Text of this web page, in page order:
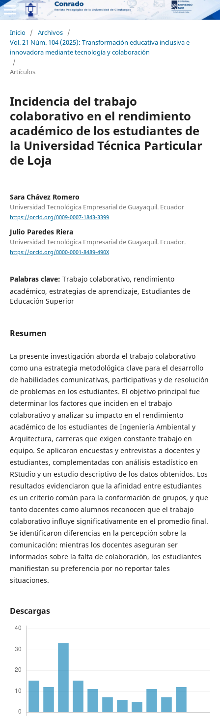
Inicio / Archivos /
Vol. 21 Núm. 104 (2025): Transformación educativa inclusiva e
innovadora mediante tecnología y colaboración
/
Artículos
Incidencia del trabajo
colaborativo en el rendimiento
académico de los estudiantes de
la Universidad Técnica Particular
de Loja
Sara Chávez Romero
Universidad Tecnológica Empresarial de Guayaquil. Ecuador
https://orcid.org/0009-0007-1843-3399
Julio Paredes Riera
Universidad Tecnológica Empresarial de Guayaquil. Ecuador.
https://orcid.org/0000-0001-8489-490X
Palabras clave: Trabajo colaborativo, rendimiento
académico, estrategias de aprendizaje, Estudiantes de
Educación Superior
Resumen
La presente investigación aborda el trabajo colaborativo
como una estrategia metodológica clave para el desarrollo
de habilidades comunicativas, participativas y de resolución
de problemas en los estudiantes. El objetivo principal fue
determinar los factores que inciden en el trabajo
colaborativo y analizar su impacto en el rendimiento
académico de los estudiantes de Ingeniería Ambiental y
Arquitectura, carreras que exigen constante trabajo en
equipo. Se aplicaron encuestas y entrevistas a docentes y
estudiantes, complementadas con análisis estadístico en
RStudio y un estudio descriptivo de los datos obtenidos. Los
resultados evidenciaron que la afinidad entre estudiantes
es un criterio común para la conformación de grupos, y que
tanto docentes como alumnos reconocen que el trabajo
colaborativo influye significativamente en el promedio final.
Se identificaron diferencias en la percepción sobre la
comunicación: mientras los docentes aseguran ser
informados sobre la falta de colaboración, los estudiantes
manifiestan su preferencia por no reportar tales
situaciones.
Descargas